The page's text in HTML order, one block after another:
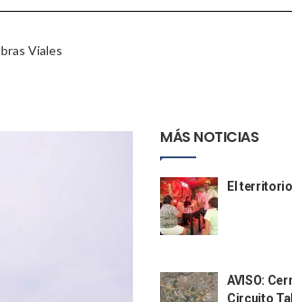
Viales
De Nuevo Nayarit
Y Julio
De Trabajo
MÁS NOTICIAS
El
AVISO:
Circuito